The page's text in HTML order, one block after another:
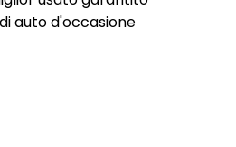
auto d'occasione